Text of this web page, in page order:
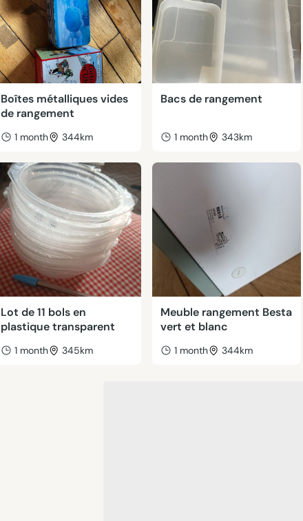
Boîtes métalliques vides
de rangement
1 month 344km
Bacs de rangement
1 month 343km
Lot de 11 bols en
plastique transparent
1 month 345km
Meuble rangement Besta
vert et blanc
1 month 344km